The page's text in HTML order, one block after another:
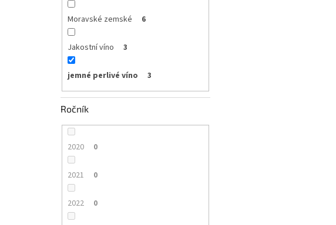
Moravské zemské 6
Jakostní víno 3
jemné perlivé víno 3
Ročník
2020 0
2021 0
2022 0